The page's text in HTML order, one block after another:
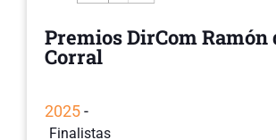
Premios DirCom Ramón
Corral
2025-
Finalistas